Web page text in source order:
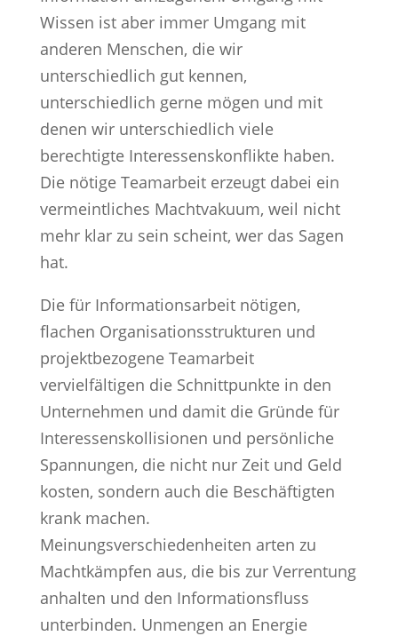
Wissen ist aber immer Umgang mit
anderen Menschen, die wir
unterschiedlich gut kennen,
unterschiedlich gerne mögen und mit
denen wir unterschiedlich viele
berechtigte Interessenskonflikte haben.
Die nötige Teamarbeit erzeugt dabei ein
vermeintliches Machtvakuum, weil nicht
mehr klar zu sein scheint, wer das Sagen
hat.
Die für Informationsarbeit nötigen,
flachen Organisationsstrukturen und
projektbezogene Teamarbeit
vervielfältigen die Schnittpunkte in den
Unternehmen und damit die Gründe für
Interessenskollisionen und persönliche
Spannungen, die nicht nur Zeit und Geld
kosten, sondern auch die Beschäftigten
krank machen.
Meinungsverschiedenheiten arten zu
Machtkämpfen aus, die bis zur Verrentung
anhalten und den Informationsfluss
unterbinden. Unmengen an Energie